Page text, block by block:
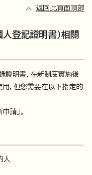
返回此頁面頂部
登記證明書）相關
明書，在新制度實施後
用，但您需要在以下指定的
請」。
人